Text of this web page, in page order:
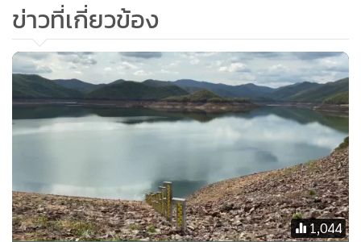
• อินโดจีน
• กองทุนรวม
• Celeb Online
•
Factcheck
• News1
ข่าวที่เกี่ยวข้อง
1,044